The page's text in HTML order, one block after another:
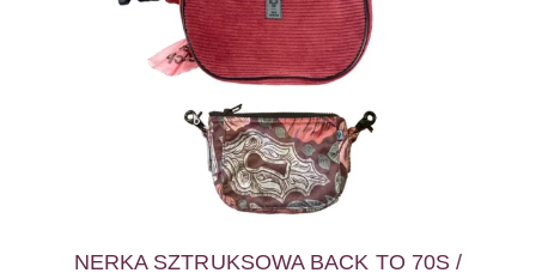
NERKA SZTRUKSOWA BACK TO 70S /